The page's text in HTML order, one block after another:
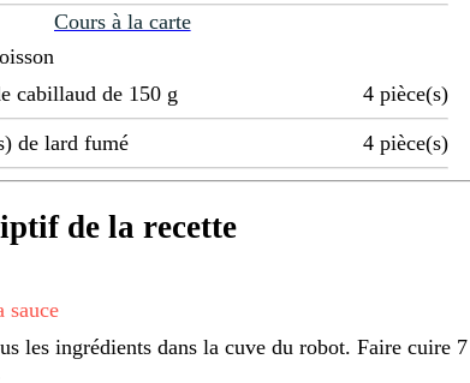
Cours à la carte
cabillaud de 150 g
4 pièce(s)
de lard fumé 4 pièce(s)
de la recette
sauce
les ingrédients dans la cuve du robot. Faire cuire